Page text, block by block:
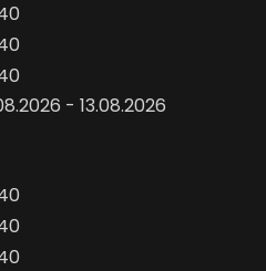
- 13.08.2026